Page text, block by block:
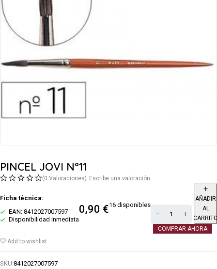
PINCEL JOVI Nº11
(0 Valoraciones) Escribe una valoración
Ficha técnica:
EAN: 8412027007597
Disponibilidad inmediata
0,90 €16 disponibles
AÑADIR
AL
COMPRAR AHORA
Add to wishlist
SKU:8412027007597